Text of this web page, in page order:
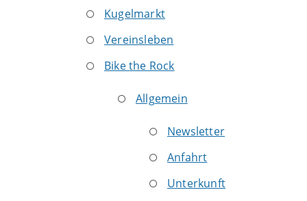
Kugelmarkt
Vereinsleben
Bike the Rock
Allgemein
Newsletter
Anfahrt
Unterkunft